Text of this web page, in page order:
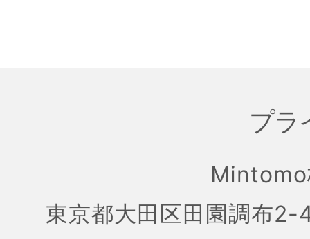
プラ
東京都大田区田園調布